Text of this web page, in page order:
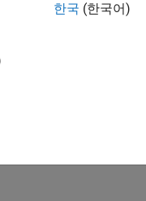
한국 (한국어)